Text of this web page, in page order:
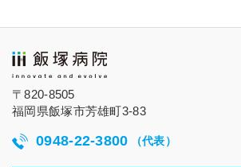
〒820-8505
福岡県飯塚市芳雄町3-83
0948-22-3800 （代表）